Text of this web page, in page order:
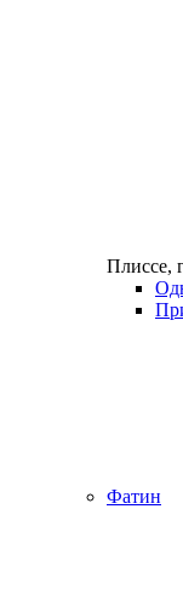
Плиссе,
Фатин